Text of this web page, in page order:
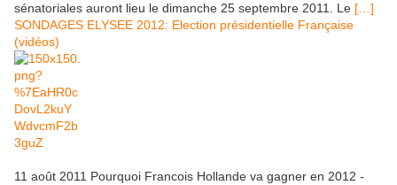
sénatoriales auront lieu le dimanche 25 septembre 2011. Le […]
SONDAGES ELYSEE 2012: Election présidentielle Française
(vidéos)
11 août 2011 Pourquoi Francois Hollande va gagner en 2012 -